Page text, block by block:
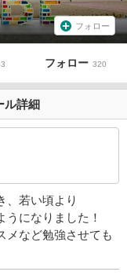
フォロー
フォロー 320
ル詳細
、若い頃より
うになりました！
メなど勉強させても